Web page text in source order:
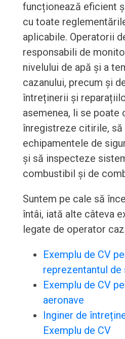
funcționează eficient
cu toate
aplicabile. Operatorii
responsabili de
nivelului de apă și a
cazanului, precum și
întreținerii și
asemenea, li se poate
înregistreze citirile,
echipamentele de
și să inspecteze
combustibil și de
Suntem pe cale să
întâi, iată alte câteva
legate de operator
Exemplu de CV
reprezentantul
Exemplu de CV
aeronave
Inginer de
Exemplu de CV